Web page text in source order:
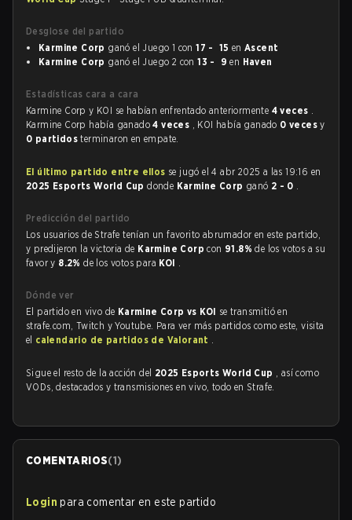
Desglose del partido
Karmine Corp ganó el Juego 1 con17 - 15 enAscent
Karmine Corp ganó el Juego 2 con13 - 9 en Haven
Estadísticas cara a cara
Karmine Corp y KOI se habían enfrentado anteriormente 4 veces .
Karmine Corp había ganado4 veces , KOI había ganado 0 vecesy
0 partidosterminaron en empate.
El último partido entre ellos se jugó el 4 abr 2025 a las 19:16 en
2025 Esports World Cupdonde Karmine Corp ganó 2 - 0 .
Predicción del partido
Los usuarios de Strafe tenían un favorito abrumador en este partido,
y predijeron la victoria de Karmine Corpcon 91.8%de los votos a su
favor y 8.2%de los votos para KOI .
Dónde ver
El partido en vivo de Karmine Corp vs KOI se transmitió en
strafe.com, Twitch y Youtube. Para ver más partidos como este, visita
el calendario de partidos de Valorant .
Sigue el resto de la acción del 2025 Esports World Cup , así como
VODs, destacados y transmisiones en vivo, todo en Strafe.
COMENTARIOS(1)
Login para comentar en este partido